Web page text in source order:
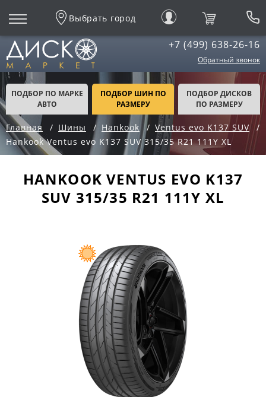
Выбрать город
+7 (499) 638-26-16
Обратный звонок
ПОДБОР ПО МАРКЕ
АВТО
ПОДБОР ШИН ПО
РАЗМЕРУ
ПОДБОР ДИСКОВ
ПО РАЗМЕРУ
Главная Шины Hankook
Ventus evo K137 SUV
Hankook Ventus evo K137 SUV 315/35 R21 111Y XL
HANKOOK VENTUS EVO K137
SUV 315/35 R21 111Y XL